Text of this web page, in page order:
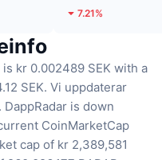
7.21%
is kr 0.002489 SEK with a
SEK. Vi uppdaterar
DappRadar is down
CoinMarketCap
cap of kr 2,389,581